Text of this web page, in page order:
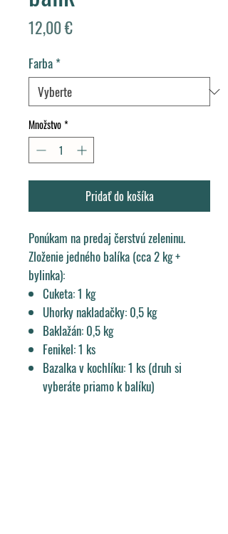
12,00 €Price
Farba *
Množstvo*
Pridať do košíka
Ponúkam na predaj čerstvú zeleninu.
Zloženie jedného balíka (cca 2 kg +
bylinka):
Cuketa: 1 kg
Uhorky nakladačky: 0,5 kg
Baklažán: 0,5 kg
Fenikel: 1 ks
Bazalka v kochlíku: 1 ks (druh si
vyberáte priamo k balíku)